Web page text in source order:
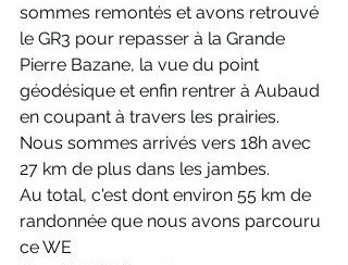
sommes remontés et avons retrouvé
le GR3 pour repasser à la Grande
Pierre Bazane, la vue du point
géodésique et enfin rentrer à Aubaud
en coupant à travers les prairies.
Nous sommes arrivés vers 18h avec
27 km de plus dans les jambes.
Au total, c'est dont environ 55 km de
randonnée que nous avons parcouru
ce WE